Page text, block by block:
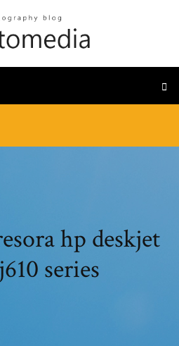
hp deskjet
series